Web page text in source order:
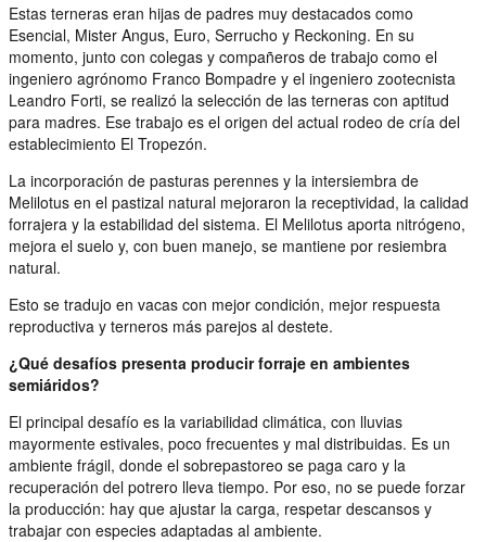
Estas terneras eran hijas de padres muy destacados como
Esencial, Mister Angus, Euro, Serrucho y Reckoning. En su
momento, junto con colegas y compañeros de trabajo como el
ingeniero agrónomo Franco Bompadre y el ingeniero zootecnista
Leandro Forti, se realizó la selección de las terneras con aptitud
para madres. Ese trabajo es el origen del actual rodeo de cría del
establecimiento El Tropezón.
La incorporación de pasturas perennes y la intersiembra de
Melilotus en el pastizal natural mejoraron la receptividad, la calidad
forrajera y la estabilidad del sistema. El Melilotus aporta nitrógeno,
mejora el suelo y, con buen manejo, se mantiene por resiembra
natural.
Esto se tradujo en vacas con mejor condición, mejor respuesta
reproductiva y terneros más parejos al destete.
¿Qué desafíos presenta producir forraje en ambientes
semiáridos?
El principal desafío es la variabilidad climática, con lluvias
mayormente estivales, poco frecuentes y mal distribuidas. Es un
ambiente frágil, donde el sobrepastoreo se paga caro y la
recuperación del potrero lleva tiempo. Por eso, no se puede forzar
la producción: hay que ajustar la carga, respetar descansos y
trabajar con especies adaptadas al ambiente.